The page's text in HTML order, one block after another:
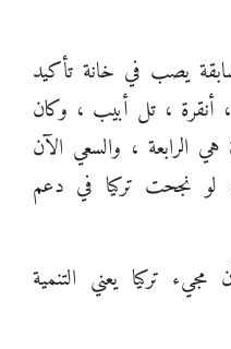
يصب في خانة تأكيد
أنقرة ، تل أبيب ، وكان
الرابعة ، والسعي الآن
لو نجحت تركيا في دعم
تركيا يعني التنمية